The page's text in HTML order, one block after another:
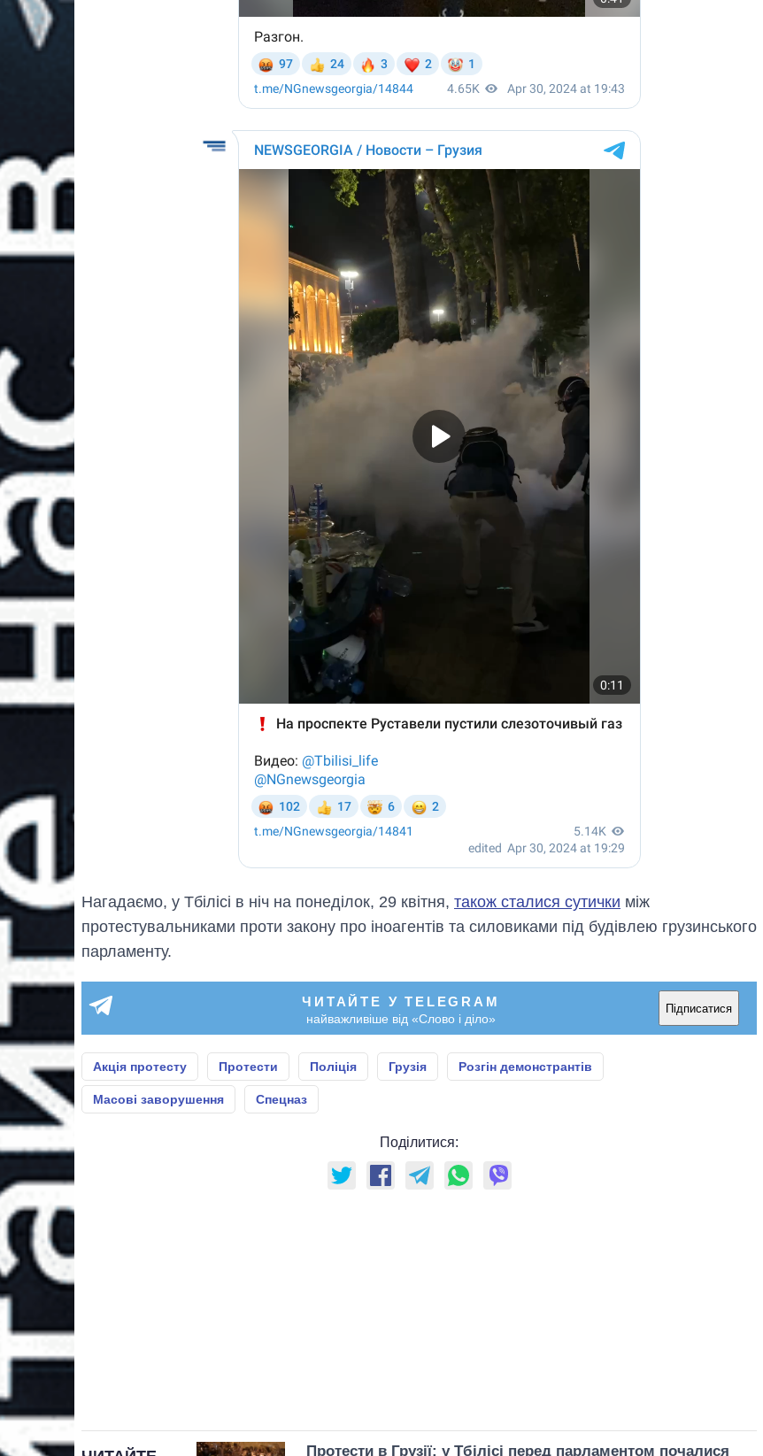
Нагадаємо, у Тбілісі в ніч на понеділок, 29 квітня, також сталися сутички між
протестувальниками проти закону про іноагентів та силовиками під будівлею грузинського
парламенту.
ЧИТАЙТЕ У TELEGRAM
найважливіше від «Слово і діло»
Підписатися
Акція протесту Протести Поліція Грузія Розгін демонстрантів
Масові заворушення Спецназ
Поділитися:
Протести в Грузії: у Тбілісі перед парламентом почалися